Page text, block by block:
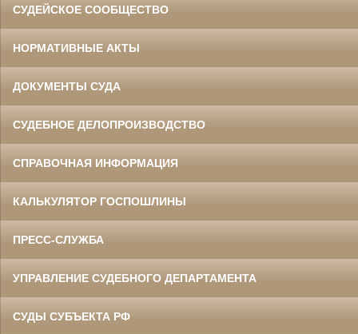
СУДЕЙСКОЕ СООБЩЕСТВО
НОРМАТИВНЫЕ АКТЫ
ДОКУМЕНТЫ СУДА
СУДЕБНОЕ ДЕЛОПРОИЗВОДСТВО
СПРАВОЧНАЯ ИНФОРМАЦИЯ
КАЛЬКУЛЯТОР ГОСПОШЛИНЫ
ПРЕСС-СЛУЖБА
УПРАВЛЕНИЕ СУДЕБНОГО ДЕПАРТАМЕНТА
СУДЫ СУБЪЕКТА РФ